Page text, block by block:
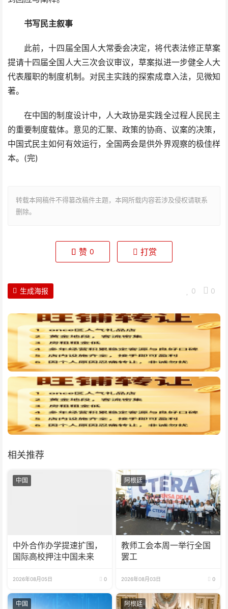
书写民主叙事
此前，十四届全国人大常委会决定，将代表法修正草案
提请十四届全国人大三次会议审议，草案拟进一步健全人大
代表履职的制度机制。对民主实践的探索成章入法，见微知
著。
在中国的制度设计中，人大政协是实践全过程人民民主
的重要制度载体。意见的汇聚、政策的协商、议案的决策，
中国式民主如何有效运行，全国两会是供外界观察的极佳样
本。(完)
转载本网稿件不得篡改稿件主题，本网所载内容若涉及侵权请联系
删除。
赞 0 打赏
0 0
生成海报
相关推荐
中国
中外合作办学提速扩围，
国际高校押注中国未来
2026年08月05日 0
阿根廷
教师工会本周一举行全国
罢工
2026年08月03日 0
中国 阿根廷